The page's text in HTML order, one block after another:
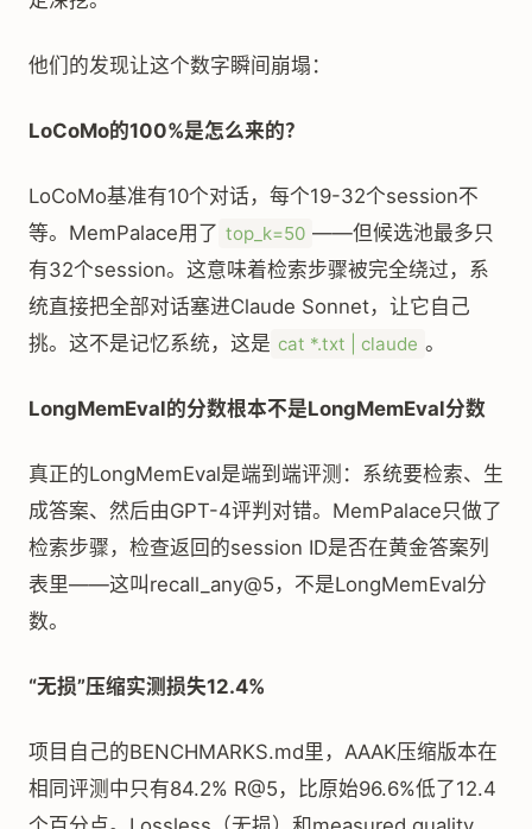
他们的发现让这个数字瞬间崩塌：
LoCoMo的100%是怎么来的？
LoCoMo基准有10个对话，每个19-32个session不
等。MemPalace用了 top_k=50 ——但候选池最多只
有32个session。这意味着检索步骤被完全绕过，系
统直接把全部对话塞进Claude Sonnet，让它自己
挑。这不是记忆系统，这是 cat *.txt | claude 。
LongMemEval的分数根本不是LongMemEval分数
真正的LongMemEval是端到端评测：系统要检索、生
成答案、然后由GPT-4评判对错。MemPalace只做了
检索步骤，检查返回的session ID是否在黄金答案列
表里——这叫recall_any@5，不是LongMemEval分
数。
“无损”压缩实测损失12.4%
项目自己的BENCHMARKS.md里，AAAK压缩版本在
相同评测中只有84.2% R@5，比原始96.6%低了12.4